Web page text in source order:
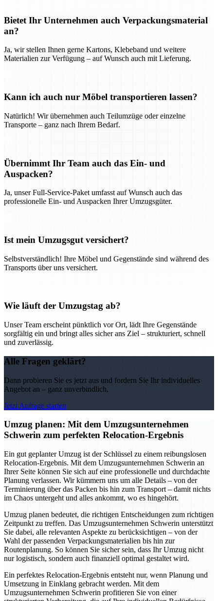
Bietet Ihr Unternehmen auch Verpackungsmaterial
an?
Ja, wir stellen Ihnen gerne Kartons, Klebeband und weitere
Materialien zur Verfügung – auf Wunsch auch mit Lieferung.
Kann ich auch nur Möbel transportieren lassen?
Natürlich! Wir übernehmen auch Teilumzüge oder einzelne
Transporte – ganz nach Ihrem Bedarf.
Übernimmt Ihr Team auch das Ein- und
Auspacken?
Ja, unser Full-Service-Paket umfasst auf Wunsch auch das
professionelle Ein- und Auspacken Ihrer Umzugsgüter.
Ist mein Umzugsgut versichert?
Selbstverständlich! Ihre Möbel und Gegenstände sind während des
Transports über uns versichert.
Wie läuft der Umzugstag ab?
Unser Team erscheint pünktlich vor Ort, lädt Ihre Gegenstände
sorgfältig ein und bringt alles sicher ans Ziel – strukturiert, schnell
und zuverlässig.
Alle Fragen geklärt?
Dann probieren Sie es jetzt aus und fordern Sie Ihr individuelles
Angebot an – ganz unverbindlich.
Jetzt Anfrage starten
Umzug planen: Mit dem Umzugsunternehmen
Schwerin zum perfekten Relocation-Ergebnis
Ein gut geplanter Umzug ist der Schlüssel zu einem reibungslosen
Relocation-Ergebnis. Mit dem Umzugsunternehmen Schwerin an
Ihrer Seite können Sie sich auf eine professionelle und durchdachte
Planung verlassen. Wir kümmern uns um alle Details – von der
Terminierung über das Packen bis hin zum Transport – damit nichts
im Chaos untergeht und alles ankommt, wo es hingehört.
Umzug planen bedeutet, die richtigen Entscheidungen zum richtigen
Zeitpunkt zu treffen. Das Umzugsunternehmen Schwerin unterstützt
Sie dabei, alle relevanten Aspekte zu berücksichtigen – von der
Wahl der passenden Verpackungsmaterialien bis hin zur
Routenplanung. So können Sie sicher sein, dass Ihr Umzug nicht
nur logistisch, sondern auch finanziell optimal gestaltet wird.
Ein perfektes Relocation-Ergebnis entsteht nur, wenn Planung und
Umsetzung in Einklang gebracht werden. Mit dem
Umzugsunternehmen Schwerin profitieren Sie von einer